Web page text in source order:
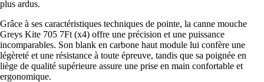
plus ardus.
Grâce à ses caractéristiques techniques de pointe, la canne mouche
Greys Kite 705 7Ft (x4) offre une précision et une puissance
incomparables. Son blank en carbone haut module lui confère une
légèreté et une résistance à toute épreuve, tandis que sa poignée en
liège de qualité supérieure assure une prise en main confortable et
ergonomique.